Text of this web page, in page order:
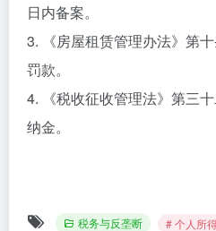
日内备案。
3. 《房屋租赁管理办法》第
罚款。
4. 《税收征收管理法》第三
纳金。
税务与反垄断 # 个人所